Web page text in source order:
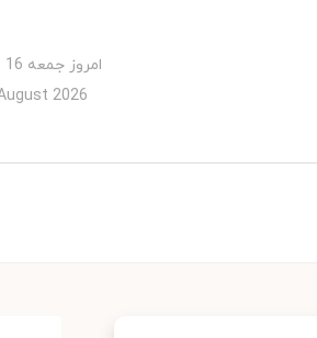
امروز جمعه 16 مرداد 1405
August 2026